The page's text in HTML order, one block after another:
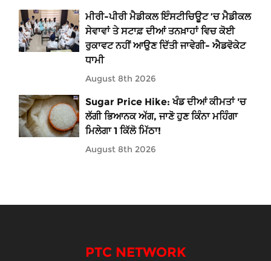
ਮੀਰੀ-ਪੀਰੀ ਮੈਡੀਕਲ ਇੰਸਟੀਚਿਊਟ ’ਚ ਮੈਡੀਕਲ
ਸੇਵਾਵਾਂ ਤੇ ਸਟਾਫ਼ ਦੀਆਂ ਤਨਖ਼ਾਹਾਂ ਵਿਚ ਕੋਈ
ਰੁਕਾਵਟ ਨਹੀਂ ਆਉਣ ਦਿੱਤੀ ਜਾਵੇਗੀ- ਐਡਵੋਕੇਟ
ਧਾਮੀ
August 8th 2026
Sugar Price Hike: ਖੰਡ ਦੀਆਂ ਕੀਮਤਾਂ 'ਚ
ਲੱਗੀ ਭਿਆਨਕ ਅੱਗ, ਜਾਣੋ ਹੁਣ ਕਿੰਨਾ ਮਹਿੰਗਾ
ਮਿਲੇਗਾ 1 ਕਿੱਲੋ ਮਿੱਠਾ!
August 8th 2026
PTC NETWORK